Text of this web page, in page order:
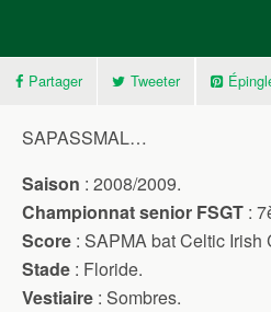
Partager Tweeter
SAPASSMAL…
Saison : 2008/2009.
Championnat senior FSGT :
Score : SAPMA bat Celtic Irish
Stade : Floride.
Vestiaire : Sombres.